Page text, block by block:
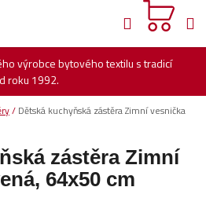
výrobce bytového textilu s tradicí
roku 1992.
Hledat
/ Dětská kuchyňská zástěra Zimní vesnička
zástěra Zimní
64x50 cm